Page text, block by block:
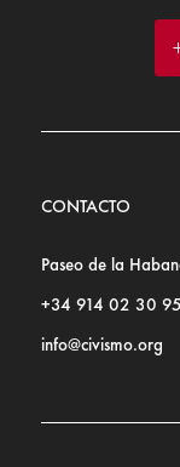
CONTACTO
Paseo de la
+34 914 02 30 95
info@civismo.org